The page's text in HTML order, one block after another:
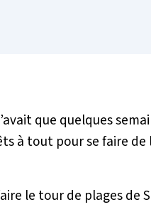
que quelques
à tout pour se faire de
le tour de plages de